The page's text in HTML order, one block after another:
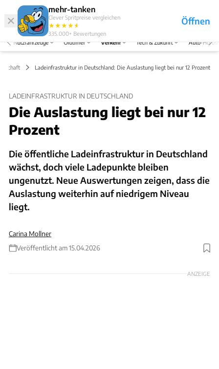
mehr-tanken
Clever Spritpreise vergleichen
★★★★★
★
335.000+ Bewertungen
Öffnen
Abo
Menü
Nutzfahrzeuge Oldtimer Verkehr Tech & Zukunft Auto-
Ladeinfrastruktur in Deutschland: Die Auslastung liegt bei nur 12 Prozent
LADEINFRASTRUKTUR IN DEUTSCHLAND
Die Auslastung liegt bei nur 12
Prozent
Die öffentliche Ladeinfrastruktur in Deutschland
wächst, doch viele Ladepunkte bleiben
ungenutzt. Neue Auswertungen zeigen, dass die
Auslastung weiterhin auf niedrigem Niveau
liegt.
Carina Mollner
Veröffentlicht am 15.04.2026
ANZEIGE